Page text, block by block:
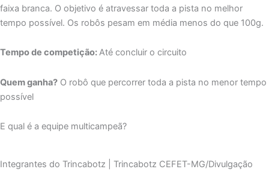
faixa branca. O objetivo é atravessar toda a pista no melhor
tempo possível. Os robôs pesam em média menos do que 100g.
Tempo de competição:Até concluir o circuito
Quem ganha? O robô que percorrer toda a pista no menor tempo
possível
E qual é a equipe multicampeã?
Integrantes do Trincabotz | Trincabotz CEFET-MG/Divulgação